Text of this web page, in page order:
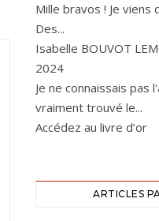
Mille bravos ! Je
Des...
Isabelle BOUVOT
2024
Je ne connaissais pas
vraiment trouvé le...
Accédez au livre d’or
ARTICLES